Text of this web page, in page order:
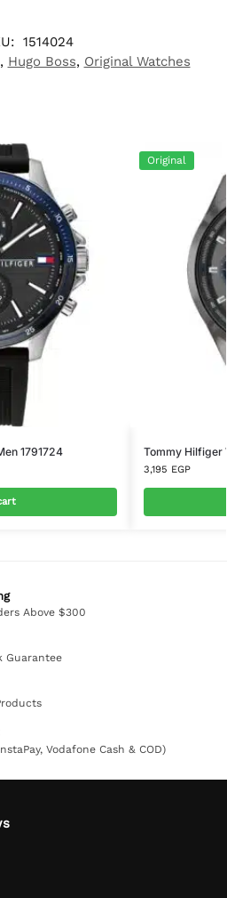
1514024
, Hugo Boss, Original Watches
1791724
Original
Tommy Hilfiger
3,195 EGP
Above $300
Guarantee
Vodafone Cash & COD)